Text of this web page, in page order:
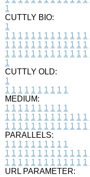
1
CUTTLY BIO:
1
1 1 1 1 1 1 1 1 1 1 1 1 1
1 1 1 1 1 1 1 1 1 1 1 1 1
1 1 1 1 1 1 1 1 1 1 1 1 1
1
CUTTLY OLD:
1
1 1 1 1 1 1 1 1 1 1
MEDIUM:
1 1 1 1 1 1 1 1 1 1
1 1 1 1 1 1 1 1 1 1 1 1 1
1 1 1 1 1 1 1 1 1 1 1 1 1
PARALLELS:
1 1 1 1 1 1 1 1 1 1
1 1 1 1 1 1 1 1 1 1 1 1 1
1 1 1 1 1 1 1 1 1 1 1 1 1
URL PARAMETER: